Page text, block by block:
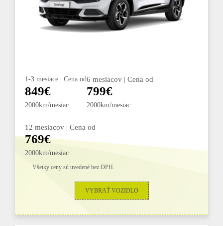
1-3 mesiace | Cena od
849€
2000km/mesiac
6 mesiacov | Cena od
799€
2000km/mesiac
12 mesiacov | Cena od
769€
2000km/mesiac
Všetky ceny sú uvedené bez DPH.
VYBRAŤ VOZIDLO